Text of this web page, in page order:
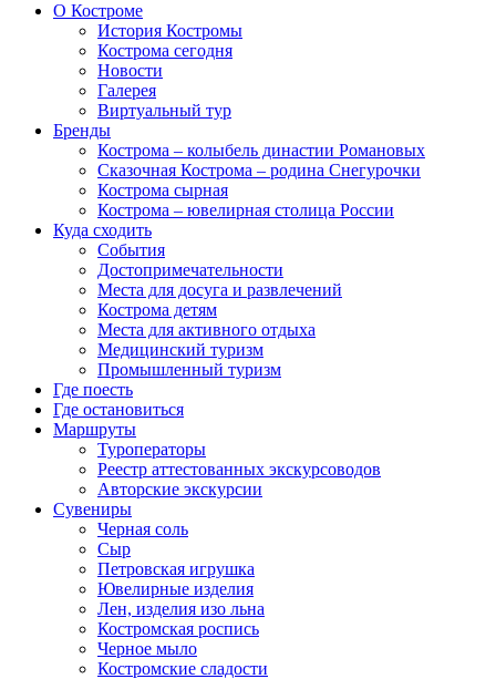
О Костроме
История Костромы
Кострома сегодня
Новости
Галерея
Виртуальный тур
Бренды
Кострома – колыбель династии Романовых
Сказочная Кострома – родина Снегурочки
Кострома сырная
Кострома – ювелирная столица России
Куда сходить
События
Достопримечательности
Места для досуга и развлечений
Кострома детям
Места для активного отдыха
Медицинский туризм
Промышленный туризм
Где поесть
Где остановиться
Маршруты
Туроператоры
Реестр аттестованных экскурсоводов
Авторские экскурсии
Сувениры
Черная соль
Сыр
Петровская игрушка
Ювелирные изделия
Лен, изделия изо льна
Костромская роспись
Черное мыло
Костромские сладости